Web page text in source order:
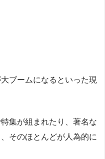
ブームになるといった現
集が組まれたり、著名な
そのほとんどが人為的に